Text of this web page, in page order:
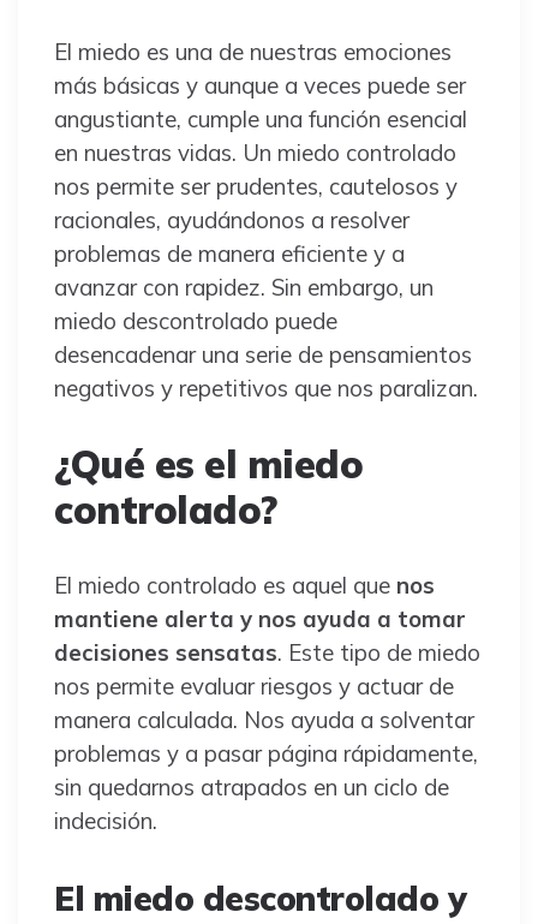
El miedo es una de nuestras emociones
más básicas y aunque a veces puede ser
angustiante, cumple una función esencial
en nuestras vidas. Un miedo controlado
nos permite ser prudentes, cautelosos y
racionales, ayudándonos a resolver
problemas de manera eficiente y a
avanzar con rapidez. Sin embargo, un
miedo descontrolado puede
desencadenar una serie de pensamientos
negativos y repetitivos que nos paralizan.
¿Qué es el miedo
controlado?
El miedo controlado es aquel que nos
mantiene alerta y nos ayuda a tomar
decisiones sensatas. Este tipo de miedo
nos permite evaluar riesgos y actuar de
manera calculada. Nos ayuda a solventar
problemas y a pasar página rápidamente,
sin quedarnos atrapados en un ciclo de
indecisión.
El miedo descontrolado y